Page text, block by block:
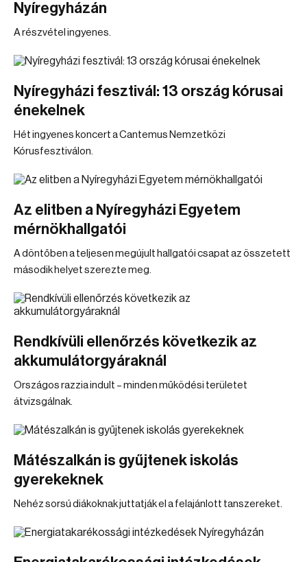
Nyíregyházán
A részvétel ingyenes.
Nyíregyházi fesztivál: 13 ország kórusai
énekelnek
Hét ingyenes koncert a Cantemus Nemzetközi
Kórusfesztiválon.
Az elitben a Nyíregyházi Egyetem
mérnökhallgatói
A döntőben a teljesen megújult hallgatói csapat az összetett
második helyet szerezte meg.
Rendkívüli ellenőrzés következik az
akkumulátorgyáraknál
Országos razzia indult – minden működési területet
átvizsgálnak.
Mátészalkán is gyűjtenek iskolás
gyerekeknek
Nehéz sorsú diákoknak juttatják el a felajánlott tanszereket.